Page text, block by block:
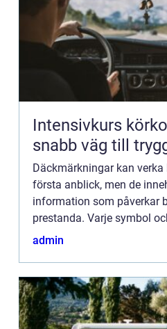
Intensivkurs
snabb väg till
Däckmärkningar kan
första anblick, men de
information som påverkar
prestanda. Varje symbol
berättar något om d...
admin